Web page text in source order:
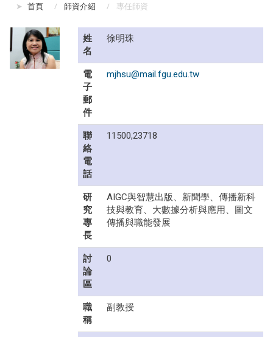
首頁 師資介紹 專任師資
姓
名
徐明珠
電
子
郵
件
mjhsu@mail.fgu.edu.tw
聯
絡
電
話
11500,23718
研
究
專
長
AIGC與智慧出版、新聞學、傳播新科
技與教育、大數據分析與應用、圖文
傳播與職能發展
討
論
區
0
職
稱
副教授